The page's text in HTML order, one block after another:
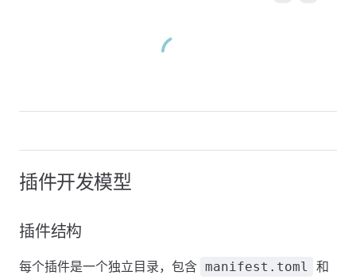
插件开发模型
插件结构
每个插件是一个独立目录，包含 manifest.toml 和